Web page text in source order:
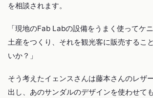
を相談されます。
「現地のFab Labの設備をうまく使ってケ
土産をつくり、それを観光客に販売するこ
いか？」
そう考えたイェンスさんは藤本さんのレザ
出し、あのサンダルのデザインを使わせて